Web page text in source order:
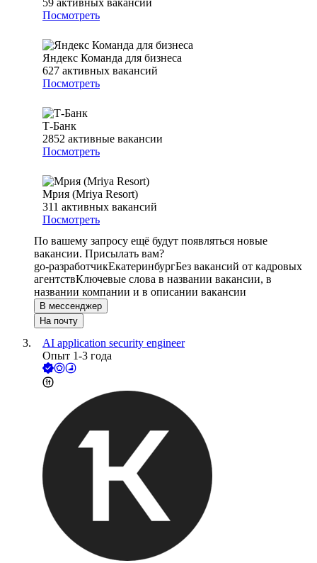
59 активных вакансий
Посмотреть
Яндекс Команда для бизнеса
627 активных вакансий
Посмотреть
Т-Банк
2852 активные вакансии
Посмотреть
Мрия (Mriya Resort)
311 активных вакансий
Посмотреть
По вашему запросу ещё будут появляться новые
вакансии. Присылать вам?
go-разработчикЕкатеринбургБез вакансий от кадровых
агентствКлючевые слова в названии вакансии, в
названии компании и в описании вакансии
В мессенджер
На почту
AI application security engineer
Опыт 1-3 года